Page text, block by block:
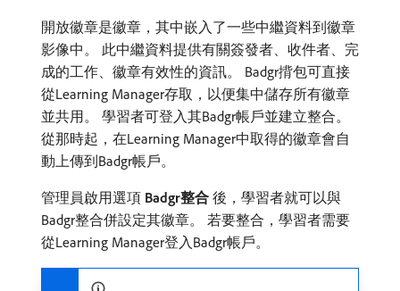
開放徽章是徽章，其中嵌入了一些中繼資料到徽章
影像中。 此中繼資料提供有關簽發者、收件者、完
成的工作、徽章有效性的資訊。 Badgr揹包可直接
從Learning Manager存取，以便集中儲存所有徽章
並共用。 學習者可登入其Badgr帳戶並建立整合。
從那時起，在Learning Manager中取得的徽章會自
動上傳到Badgr帳戶。
管理員啟用選項​ Badgr整合 ​後，學習者就可以與
Badgr整合併設定其徽章。 若要整合，學習者需要
從Learning Manager登入Badgr帳戶。